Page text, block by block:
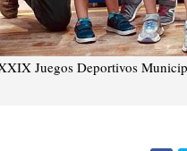
Juegos Deportivos